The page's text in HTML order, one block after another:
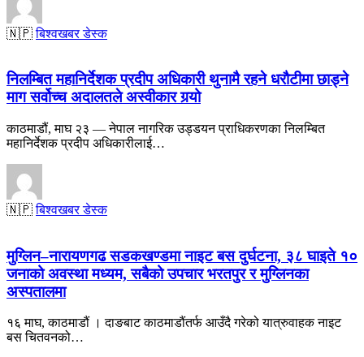
🇳🇵 बिश्वखबर डेस्क
निलम्बित महानिर्देशक प्रदीप अधिकारी थुनामै रहने धरौटीमा छाड्ने
माग सर्वोच्च अदालतले अस्वीकार गर्‍यो
काठमाडौं, माघ २३ — नेपाल नागरिक उड्डयन प्राधिकरणका निलम्बित
महानिर्देशक प्रदीप अधिकारीलाई…
🇳🇵 बिश्वखबर डेस्क
मुग्लिन–नारायणगढ सडकखण्डमा नाइट बस दुर्घटना, ३८ घाइते १०
जनाको अवस्था मध्यम, सबैको उपचार भरतपुर र मुग्लिनका
अस्पतालमा
१६ माघ, काठमाडौं । दाङबाट काठमाडौंतर्फ आउँदै गरेको यात्रुवाहक नाइट
बस चितवनको…